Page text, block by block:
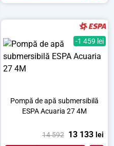
-1 459 lei
Pompă de apă submersibilă
ESPA Acuaria 27 4M
14 592 13 133 lei